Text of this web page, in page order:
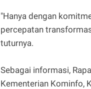
"Hanya dengan
percepatan
tuturnya.
Sebagai informasi,
Kementerian Kominfo,